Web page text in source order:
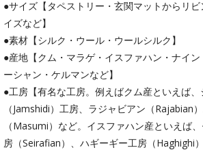
●サイズ【タペストリー・玄関マットからリ
イズなど】
●素材【シルク・ウール・ウールシルク】
●産地【クム・マラゲ・イスファハン・ナイ
ーシャン・ケルマンなど】
●工房【有名な工房。例えばクム産といえば、
（Jamshidi）工房、ラジャビアン（Rajabian
（Masumi）など。イスファハン産といえば
房（Seirafian）、ハギーギー工房（Haghighi